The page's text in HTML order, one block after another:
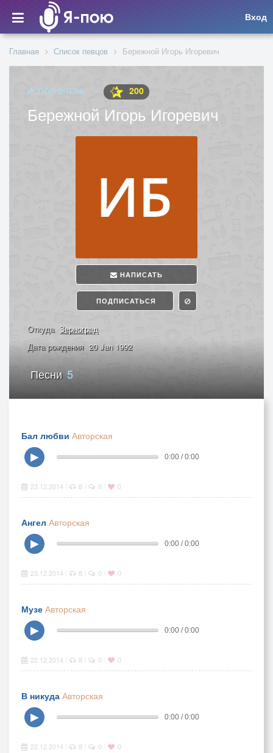
Вход
Главная Список певцов Бережной Игорь Игоревич
ИСПОЛНИТЕЛЬ 200
Бережной Игорь Игоревич
НАПИСАТЬ
ПОДПИСАТЬСЯ
Откуда Зерноград
Дата рождения 20 Jan 1992
Песни 5
Бал любви Авторская
▶
0:00 / 0:00
23.12.2014 8 0 0
Ангел Авторская
▶
0:00 / 0:00
23.12.2014 8 0 0
Музе Авторская
▶
0:00 / 0:00
22.12.2014 8 0 0
В никуда Авторская
▶
0:00 / 0:00
22.12.2014 9 0 0